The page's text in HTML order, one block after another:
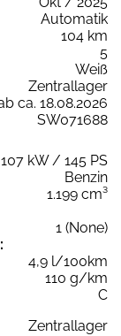
Automatik
104 km
5
Weiß
Zentrallager
ca. 18.08.2026
SW071688
107 kW / 145 PS
Benzin
1.199 cm³
1 (None)
4,9 l/100km
110 g/km
C
Zentrallager